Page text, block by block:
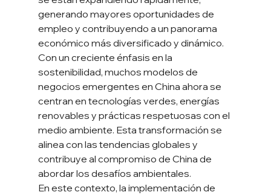
generando mayores oportunidades de
empleo y contribuyendo a un panorama
económico más diversificado y dinámico.
Con un creciente énfasis en la
sostenibilidad, muchos modelos de
negocios emergentes en China ahora se
centran en tecnologías verdes, energías
renovables y prácticas respetuosas con el
medio ambiente. Esta transformación se
alinea con las tendencias globales y
contribuye al compromiso de China de
abordar los desafíos ambientales.
En este contexto, la implementación de